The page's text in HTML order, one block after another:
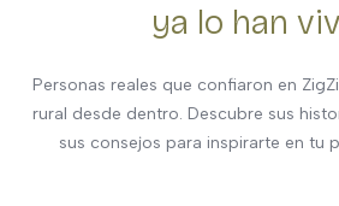
ya lo han
Personas reales que confiaron en
rural desde dentro. Descubre sus
sus consejos para inspirarte en tu